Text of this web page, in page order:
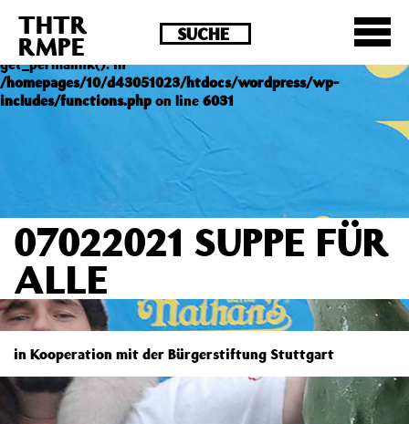
Deprecated : Die Funktion post_permalink ist seit
Version 4.4.0 veraltet! Verwende stattdessen
get_permalink(). in
/homepages/10/d43051023/htdocs/wordpress/wp-
includes/functions.phpon line 6031
THTR
RMPE
07022021 SUPPE FÜR
ALLE
in Kooperation mit der Bürgerstiftung Stuttgart